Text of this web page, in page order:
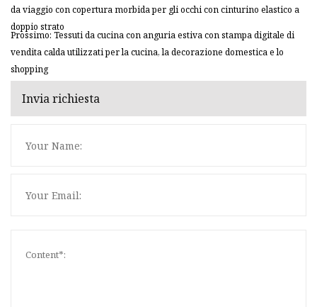
da viaggio con copertura morbida per gli occhi con cinturino elastico a
doppio strato
Prossimo: Tessuti da cucina con anguria estiva con stampa digitale di
vendita calda utilizzati per la cucina, la decorazione domestica e lo
shopping
Invia richiesta